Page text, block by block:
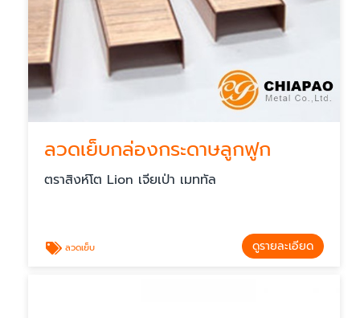
ลวดเย็บกล่องกระดาษลูกฟูก
ตราสิงห์โต Lion เจียเป่า เมททัล
ลวดเย็บ ดูรายละเอียด